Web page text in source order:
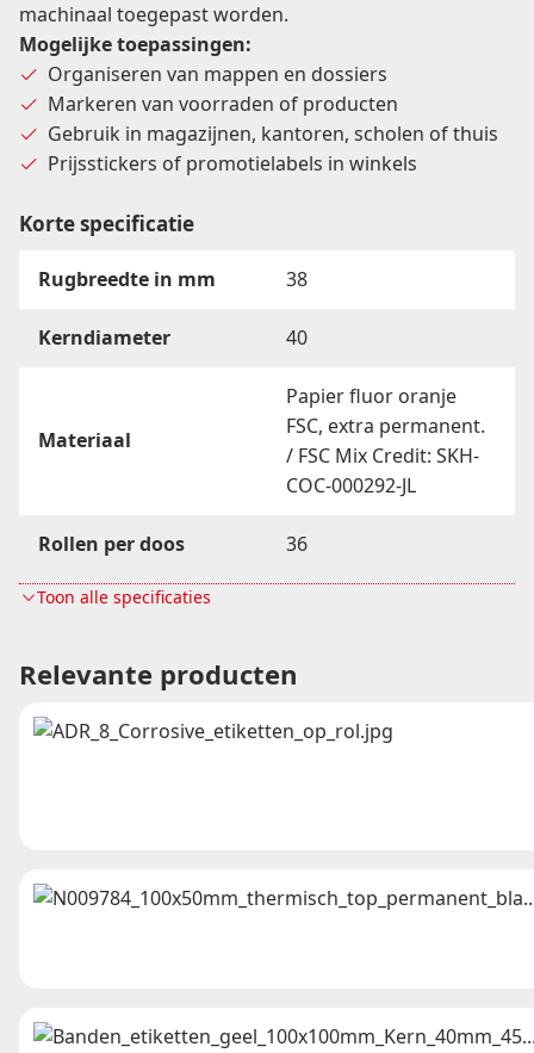
machinaal toegepast worden.
Mogelijke toepassingen:
Organiseren van mappen en dossiers
Markeren van voorraden of producten
Gebruik in magazijnen, kantoren, scholen of thuis
Prijsstickers of promotielabels in winkels
Korte specificatie
Rugbreedte in mm 38
Kerndiameter 40
Materiaal
Papier fluor oranje
FSC, extra permanent.
/ FSC Mix Credit: SKH-
COC-000292-JL
Rollen per doos 36
Etiketten per rol
Breedte in mm
Hoogte in mm
Toon alle specificaties
Relevante producten